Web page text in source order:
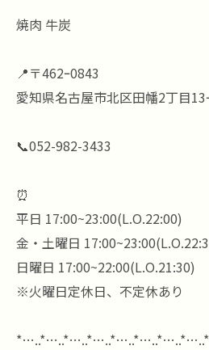
焼肉 牛炭
📍〒462ｰ0843
愛知県名古屋市北区田幡2丁目
📞052-982-3433
⏰
平日 17:00~23:00(L.O.22:00)
金・土曜日
日曜日 17:00~22:00(L.O.21:30)
※火曜日定休日、不定休あり